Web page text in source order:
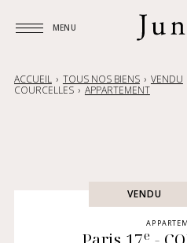
MENU
ACCUEIL TOUS NOS BIENS VENDU
COURCELLES APPARTEMENT
VENDU
e